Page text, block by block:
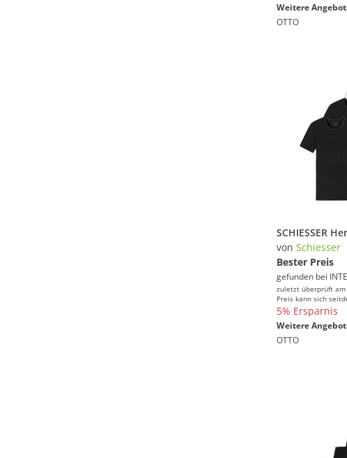
Weitere
OTTO
von Schiesser
Bester Preis
gefunden bei
zuletzt überprüft
Preis kann sich
5% Ersparnis
Weitere
OTTO